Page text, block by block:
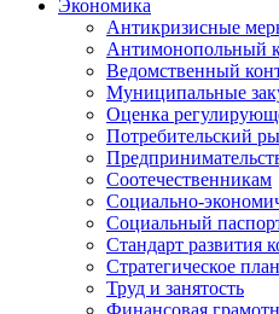
Экономика
Антикризисные
Антимонопольный
Ведомственный
Муниципальные
Оценка
Потребительский
Соотечественникам
Социально-
Социальный
Стандарт развития
Стратегическое
Труд и занятость
Финансовая